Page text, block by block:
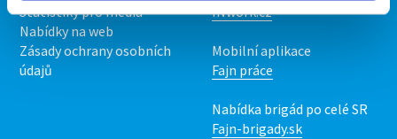
Statistiky pro média
Nabídky na web
Zásady ochrany osobních
údajů
INwork.cz
Mobilní aplikace
Fajn práce
Nabídka brigád po celé SR
Fajn-brigady.sk